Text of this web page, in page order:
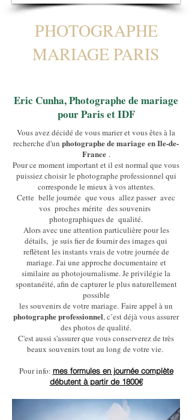
PHOTOGRAPHE
MARIAGE PARIS
Eric Cunha, Photographe de mariage
pour Paris et IDF
Vous avez décidé de vous marier et vous êtes à la
recherche d'un photographe de mariage en Ile-de-
France.
Pour ce moment important et il est normal que vous
puissiez choisirle photographe professionnel qui
corresponde le mieux à vos attentes.
Cette belle journée que vous allez passer avec
vos proches mérite des souvenirs
photographiques de qualité.
Alors avec une attention particulière pour les
détails, je suis fier de fournir des images qui
reflètent les instants vrais de votre journée de
mariage. J'ai une approche documentaire et
similaire au photojournalisme. Je privilégie la
spontanéité, afin de capturer le plus naturellement
possible
les souvenirs de votre mariage. Faire appel à un
photographe professionnel, c’est déjà vous assurer
des photos de qualité.
C'est aussi s'assurer que vous conserverez de très
beaux souvenirs tout au long de votre vie.
Pour info: mes formules en journée complète
débutent à partir de 1800€